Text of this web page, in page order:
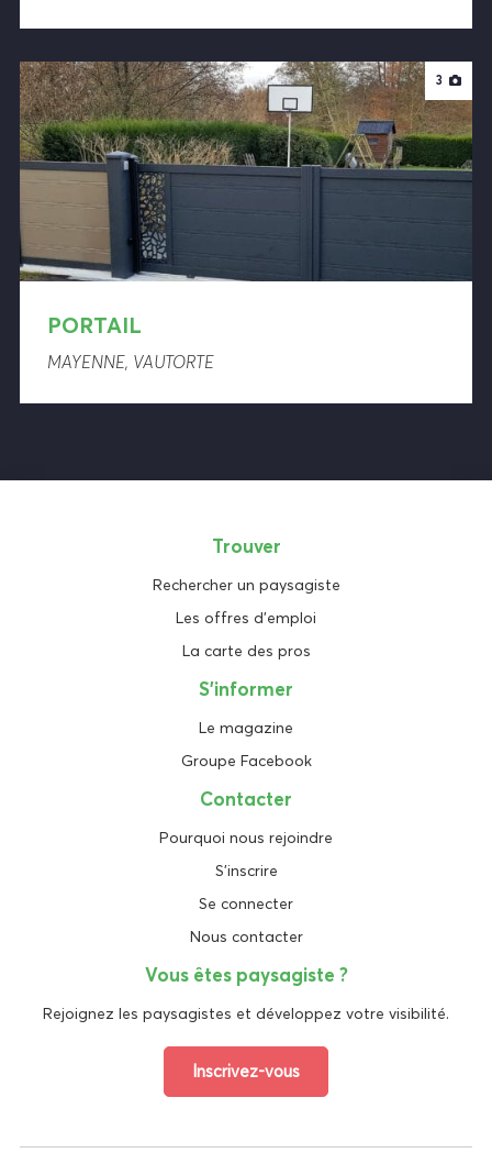
3
PORTAIL
MAYENNE, VAUTORTE
Trouver
Rechercher un paysagiste
Les offres d'emploi
La carte des pros
S'informer
Le magazine
Groupe Facebook
Contacter
Pourquoi nous rejoindre
S'inscrire
Se connecter
Nous contacter
Vous êtes paysagiste ?
Rejoignez les paysagistes et développez votre visibilité.
Inscrivez-vous